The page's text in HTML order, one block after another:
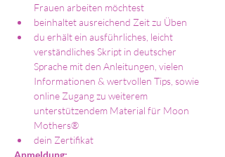
Frauen arbeiten möchtest
beinhaltet ausreichend Zeit zu Üben
du erhält ein ausführliches, leicht
verständliches Skript in deutscher
Sprache mit den Anleitungen, vielen
Informationen & wertvollen Tips, sowie
online Zugang zu weiterem
unterstützendem Material für Moon
Mothers®
dein Zertifikat
Anmeldung: